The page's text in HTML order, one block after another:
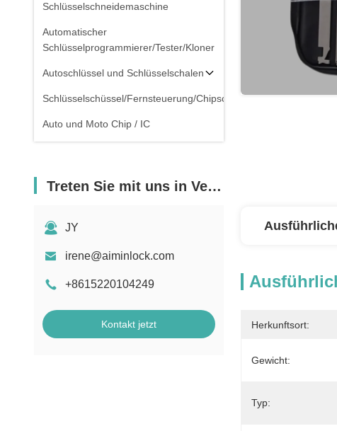
Schlüsselschneidemaschine
Automatischer
Schlüsselprogrammierer/Tester/Kloner
Autoschlüssel und Schlüsselschalen
Schlüsselschüssel/Fernsteuerung/Chipschlüssel
Auto und Moto Chip / IC
Treten Sie mit uns in Verbindung
JY
irene@aiminlock.com
+8615220104249
Kontakt jetzt Herkunftsort:
Gewicht:
Typ: